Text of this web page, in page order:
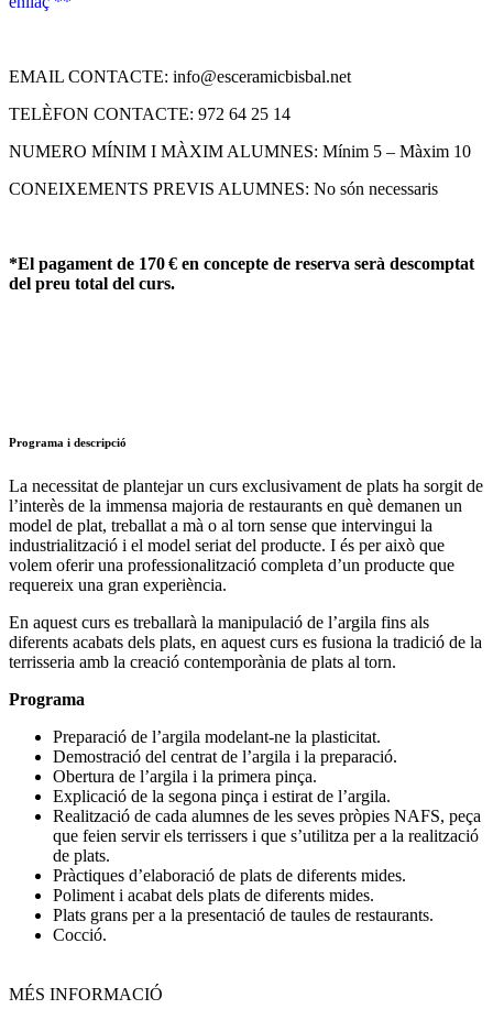
EMAIL CONTACTE: info@esceramicbisbal.net
TELÈFON CONTACTE: 972 64 25 14
NUMERO MÍNIM I MÀXIM ALUMNES: Mínim 5 – Màxim 10
CONEIXEMENTS PREVIS ALUMNES: No són necessaris
*El pagament de 170 € en concepte de reserva serà descomptat
del preu total del curs.
Programa i descripció
La necessitat de plantejar un curs exclusivament de plats ha sorgit de
l’interès de la immensa majoria de restaurants en què demanen un
model de plat, treballat a mà o al torn sense que intervingui la
industrialització i el model seriat del producte. I és per això que
volem oferir una professionalització completa d’un producte que
requereix una gran experiència.
En aquest curs es treballarà la manipulació de l’argila fins als
diferents acabats dels plats, en aquest curs es fusiona la tradició de la
terrisseria amb la creació contemporània de plats al torn.
Programa
Preparació de l’argila modelant-ne la plasticitat.
Demostració del centrat de l’argila i la preparació.
Obertura de l’argila i la primera pinça.
Explicació de la segona pinça i estirat de l’argila.
Realització de cada alumnes de les seves pròpies NAFS, peça
que feien servir els terrissers i que s’utilitza per a la realització
de plats.
Pràctiques d’elaboració de plats de diferents mides.
Poliment i acabat dels plats de diferents mides.
Plats grans per a la presentació de taules de restaurants.
Cocció.
MÉS INFORMACIÓ